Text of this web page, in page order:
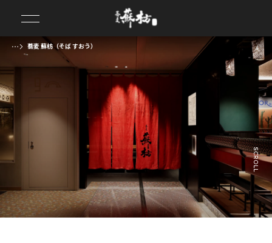
蕎麦 蘇枋（そば すおう）
SCROLL
前の画像 次の画像